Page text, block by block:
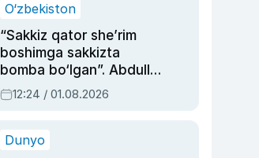
O‘zbekiston
“Sakkiz qator she’rim
boshimga sakkizta
bomba bo‘lgan”. Abdulla
Oripovni siyosiy
ayblovlardan asrab
12:24 / 01.08.2026
Dunyo